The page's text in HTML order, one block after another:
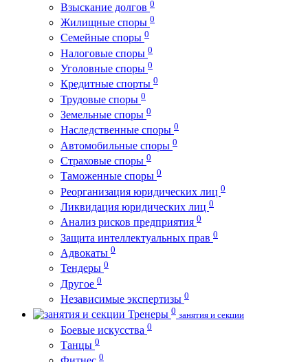
Взыскание долгов 0
Жилищные споры 0
Семейные споры 0
Налоговые споры 0
Уголовные споры 0
Кредитные спорты 0
Трудовые споры 0
Земельные споры 0
Наследственные споры 0
Автомобильные споры 0
Страховые споры 0
Таможенные споры 0
Реорганизация юридических лиц 0
Ликвидация юридических лиц 0
Анализ рисков предприятия 0
Защита интеллектуальных прав 0
Адвокаты 0
Тендеры 0
Другое 0
Независимые экспертизы 0
Тренеры 0 занятия и секции
Боевые искусства 0
Танцы 0
0